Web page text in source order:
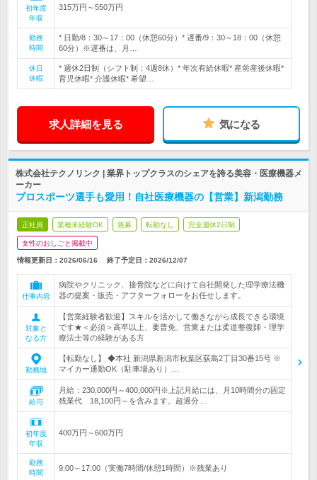
初年度
年収
315万円～550万円
勤務
時間
* 日勤/8：30～17：00（休憩60分）* 遅番/9：30～18：00（休憩
60分）※遅番は、月…
休日
休暇
* 週休2日制（シフト制：4週8休）* 年次有給休暇* 産前産後休暇*
育児休暇* 介護休暇* 希望…
求人詳細を見る 気になる
株式会社テクノリンク | 業界トップクラスのシェアを誇る美容・医療機器メ
ーカー
プロスポーツ選手も愛用！自社医療機器の【営業】新潟勤務
正社員 業種未経験OK 急募 転勤なし 完全週休2日制
女性のおしごと掲載中
情報更新日：2026/06/16 終了予定日： 2026/12/07
仕事内容
病院やクリニック、接骨院などに向けて自社開発した理学療法機
器の提案・販売・アフターフォローをお任せします。
対象と
なる方
【営業経験者歓迎】スキルを活かして働きながら成長できる環境
です★＜必須＞高卒以上、要普免、営業または柔道整復師・理学
療法士等の経験がある方
勤務地
【転勤なし】 ◆本社 新潟県新潟市秋葉区荻島2丁目30番15号 ※
マイカー通勤OK（駐車場あり）…
給与
月給：230,000円～400,000円※上記月給には、月10時間分の固定
残業代 18,100円～を含みます。超過分…
初年度
年収
400万円～600万円
勤務
時間
9:00～17:00（実働7時間/休憩1時間）※残業あり